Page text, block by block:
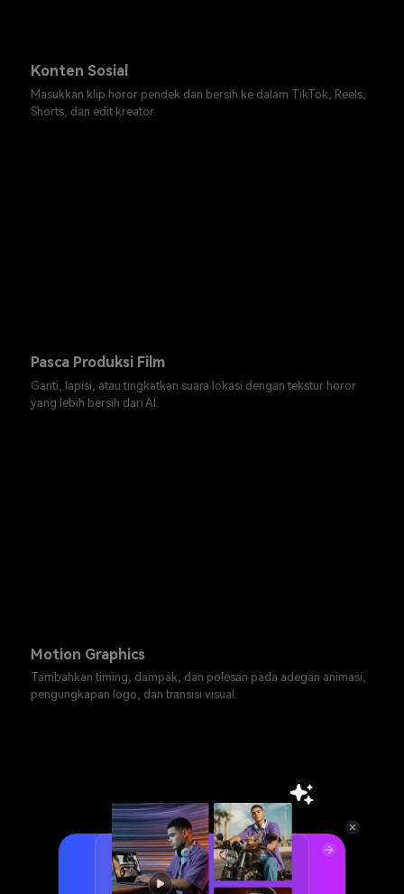
Konten Sosial
Masukkan klip horor pendek dan bersih ke dalam TikTok, Reels,
Shorts, dan edit kreator.
Pasca Produksi Film
Ganti, lapisi, atau tingkatkan suara lokasi dengan tekstur horor
yang lebih bersih dari AI.
Motion Graphics
Tambahkan timing, dampak, dan polesan pada adegan animasi,
pengungkapan logo, dan transisi visual.